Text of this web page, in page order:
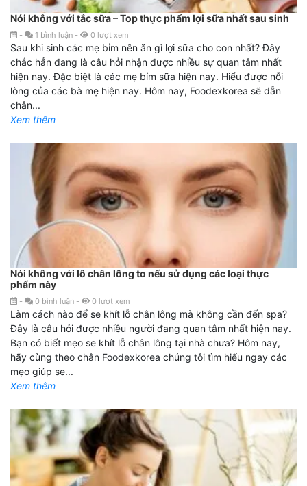
Nói không với tắc sữa – Top thực phẩm lợi sữa nhất sau sinh
- 1 bình luận - 0 lượt xem
Sau khi sinh các mẹ bỉm nên ăn gì lợi sữa cho con nhất? Đây
chắc hẳn đang là câu hỏi nhận được nhiều sự quan tâm nhất
hiện nay. Đặc biệt là các mẹ bỉm sữa hiện nay. Hiểu được nỗi
lòng của các bà mẹ hiện nay. Hôm nay, Foodexkorea sẽ dẫn
chân...
Xem thêm
Nói không với lô chân lông to nếu sử dụng các loại thực
phẩm này
- 0 bình luận - 0 lượt xem
Làm cách nào để se khít lỗ chân lông mà không cần đến spa?
Đây là câu hỏi được nhiều người đang quan tâm nhất hiện nay.
Bạn có biết mẹo se khít lỗ chân lông tại nhà chưa? Hôm nay,
hãy cùng theo chân Foodexkorea chúng tôi tìm hiểu ngay các
mẹo giúp se...
Xem thêm